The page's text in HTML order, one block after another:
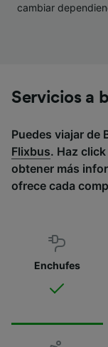
cambiar
Servicios a
Puedes viajar de
Flixbus. Haz
obtener más
ofrece cada
Enchufes